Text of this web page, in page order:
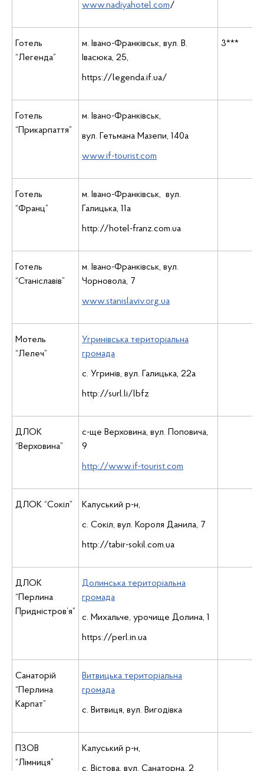
www.nadiyahotel.com/
Готель
“Легенда”
м. Івано-Франківськ, вул. В.
Івасюка, 25,
https://legenda.if.ua/
3***
Готель
“Прикарпаття”
м. Івано-Франківськ,
вул. Гетьмана Мазепи, 140а
www.if-tourist.com
Готель
“Франц”
м. Івано-Франківськ, вул.
Галицька, 11а
http://hotel-franz.com.ua
Готель
“Станіславів”
м. Івано-Франківськ, вул.
Чорновола, 7
www.stanislaviv.org.uа
Мотель
“Лелеч”
Угринівська територіальна
громада
с. Угринів, вул. Галицька, 22а
http://surl.li/lbfz
ДЛОК
“Верховина”
с-ще Верховина, вул. Поповича,
9
http://www.if-tourist.com
ДЛОК “Сокіл” Калуський р-н,
с. Сокіл, вул. Короля Данила, 7
http://tabir-sokil.com.ua
ДЛОК
“Перлина
Придністров’я”
Долинська територіальна
громада
с. Михальче, урочище Долина, 1
https://perl.in.ua
Санаторій
“Перлина
Карпат”
Витвицька територіальна
громада
с. Витвиця, вул. Вигодівка
ПЗОВ
“Лімниця”
Калуський р-н,
с. Вістова, вул. Санаторна, 2